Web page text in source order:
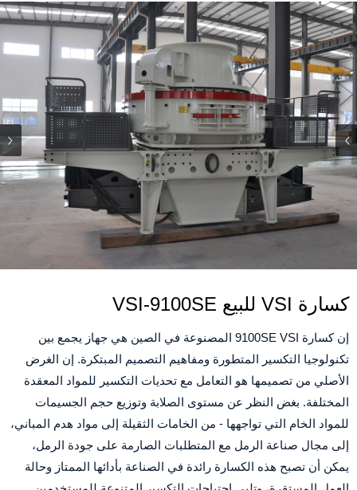
كسارة VSI للبيع VSI-9100SE
إن كسارة 9100SE VSI المصنوعة في الصين هي جهاز يجمع بين
تكنولوجيا التكسير المتطورة ومفاهيم التصميم المبتكرة. إن الغرض
الأصلي من تصميمها هو التعامل مع تحديات التكسير للمواد المعقدة
المختلفة. بغض النظر عن مستوى الصلابة وتوزيع حجم الجسيمات
للمواد الخام التي تواجهها - من الخامات الثقيلة إلى مواد هدم المباني،
إلى مجال صناعة الرمل مع المتطلبات الصارمة على جودة الرمل،
يمكن أن تصبح هذه الكسارة رائدة في الصناعة بأدائها الممتاز وحالة